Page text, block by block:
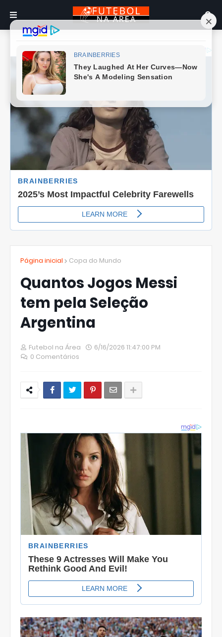
Página inicial Copa do Mundo
Quantos Jogos Messi
tem pela Seleção
Argentina
Futebol na Área
6/16/2026 11:47:00 PM
0 Comentários